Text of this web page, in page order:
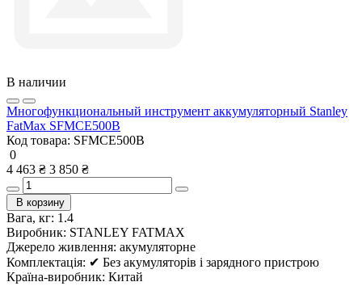
В наличии
Многофункциональный инструмент аккумуляторный Stanley
FatMax SFMCE500B
Код товара: SFMCE500B
0
4 463 ₴ 3 850 ₴
В корзину
Вага, кг: 1.4
Виробник: STANLEY FATMAX
Джерело живлення: акумуляторне
Комплектація: ✔ Без акумуляторів і зарядного пристрою
Країна-виробник: Китай